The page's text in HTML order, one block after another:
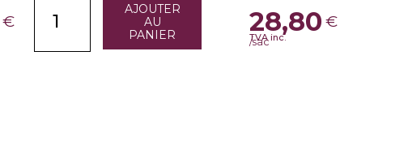
€
AJOUTER
AU
PANIER
28,80 €
TVA inc.
/sac